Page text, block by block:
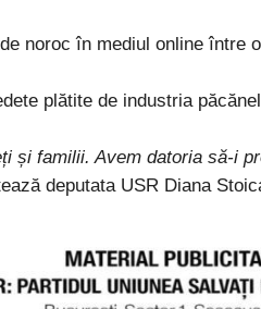
noroc în mediul online între
plătite de industria
și familii. Avem datoria să-i
deputata USR Diana